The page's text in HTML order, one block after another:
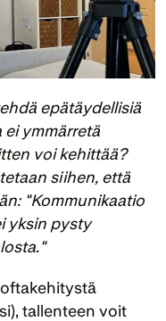
epätäydellisiä
ei ymmärretä
voi kehittää?
siihen, että
"Kommunikaatio
yksin pysty
tallenteen voit